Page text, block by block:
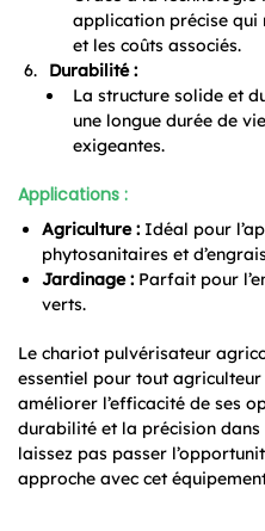
application précise
et les coûts associés.
Durabilité :
La structure solide et
une longue durée de
exigeantes.
Applications :
Agriculture : Idéal pour
phytosanitaires et
Jardinage : Parfait pour
verts.
Le chariot pulvérisateur
essentiel pour tout
améliorer l’efficacité de ses
durabilité et la précision dans
laissez pas passer
approche avec cet